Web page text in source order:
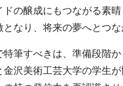
ドの醸成にもつながる素
なり、将来の夢へとつ
特筆すべきは、準備段階
金沢美術工芸大学の学生